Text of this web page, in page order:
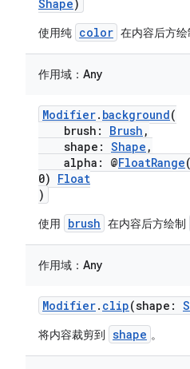
Shape)
使用纯 color 在内容后方绘
作用域： Any
Modifier. background(
brush: Brush ,
shape: Shape ,
alpha: @FloatRange
0) Float
)
使用 brush 在内容后方绘制
作用域： Any
Modifier. clip(shape:
将内容裁剪到 shape 。